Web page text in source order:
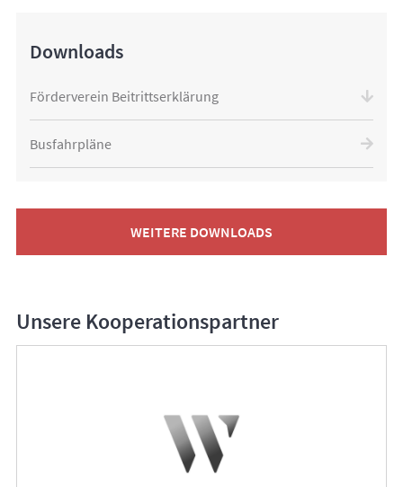
Downloads
Förderverein Beitrittserklärung
Busfahrpläne
WEITERE DOWNLOADS
Unsere Kooperationspartner